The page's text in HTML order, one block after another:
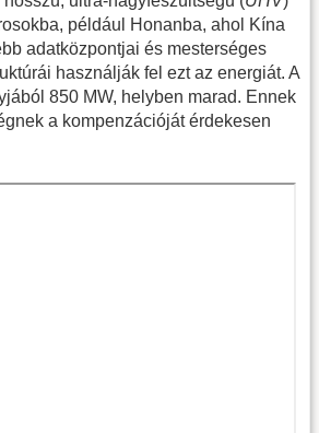
például Honanba, ahol Kína
adatközpontjai és mesterséges
használják fel ezt az energiát. A
850 MW, helyben marad. Ennek
a kompenzációját érdekesen